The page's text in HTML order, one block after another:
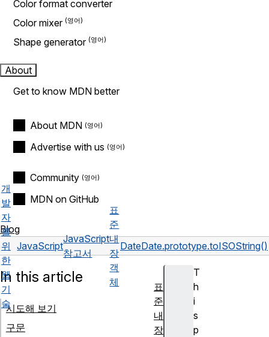
Color format converter
Color mixer
Shape generator
About
Get to know MDN better
About MDN
Advertise with us
Community
MDN on GitHub
Blog
개
발
자
를
위
한
웹
기
술
JavaScript
JavaScript
참고서
표
준
내
장
객
체
DateDate.prototype.toISOString()
T
h
i
s
p
In this article
시도해 보기
구문
표
준
내
장